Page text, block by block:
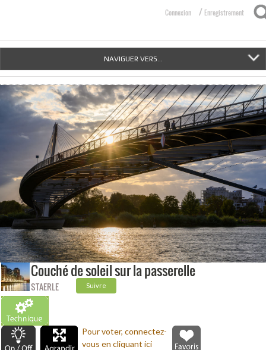
Connexion / Enregistrement
NAVIGUER VERS...
Couché de soleil sur la passerelle
STAERLE Suivre
Pour voter, connectez-
vous en cliquant ici